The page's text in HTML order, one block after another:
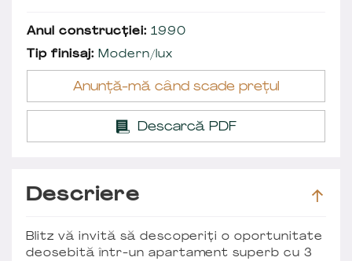
Anul construcției: 1990
Tip finisaj: Modern/lux
Anunță-mă când scade prețul
Descarcă PDF
Descriere
Blitz vă invită să descoperiți o oportunitate
deosebită într-un apartament superb cu 3